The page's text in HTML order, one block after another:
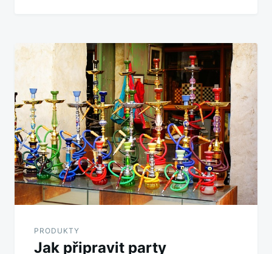
PRODUKTY
Jak připravit party